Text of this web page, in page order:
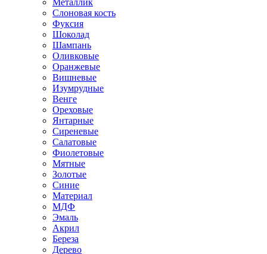
Металлик
Слоновая кость
Фуксия
Шоколад
Шампань
Оливковые
Оранжевые
Вишневые
Изумрудные
Венге
Ореховые
Янтарные
Сиреневые
Салатовые
Фиолетовые
Мятные
Золотые
Синие
Материал
МДФ
Эмаль
Акрил
Береза
Дерево